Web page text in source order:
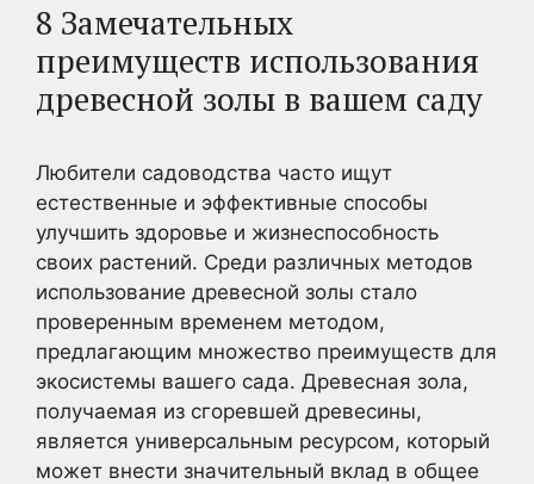
8 Замечательных
преимуществ использования
древесной золы в вашем саду
Любители садоводства часто ищут
естественные и эффективные способы
улучшить здоровье и жизнеспособность
своих растений. Среди различных методов
использование древесной золы стало
проверенным временем методом,
предлагающим множество преимуществ для
экосистемы вашего сада. Древесная зола,
получаемая из сгоревшей древесины,
является универсальным ресурсом, который
может внести значительный вклад в общее